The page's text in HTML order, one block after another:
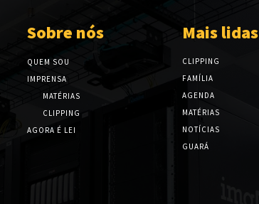
Sobre nós
QUEM SOU
IMPRENSA
MATÉRIAS
CLIPPING
AGORA É LEI
Mais lidas
CLIPPING
FAMÍLIA
AGENDA
MATÉRIAS
NOTÍCIAS
GUARÁ